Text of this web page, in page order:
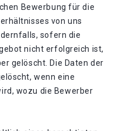
Bewerbung für die
von uns
sofern die
nicht erfolgreich ist,
gelöscht. Die Daten der
wenn eine
wozu die Bewerber